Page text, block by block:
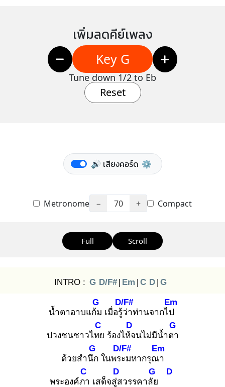
เพิ่มลดคีย์เพลง
Key G
Tune down 1/2 to Eb
Reset
🔊 เสียงคอร์ด ⚙️
Metronome − 70 + Compact
Full Scroll
INTRO : G D/F# | Em | C D | G
น้ำตาอาบแก้ม
G
เมื่อรู้ว่
D/F#
าท่านจากไป
Em
ปวงชนชาวไทย
C
ร้องไห้จ
D
นไม่มีน้ำตา
G
ด้วยสำนึก
G
ในพระ
D/F#
มหากรุณา
Em
พระองค์ภา
C
เสด็จสู่ส
D
วรรคาลัย
G D